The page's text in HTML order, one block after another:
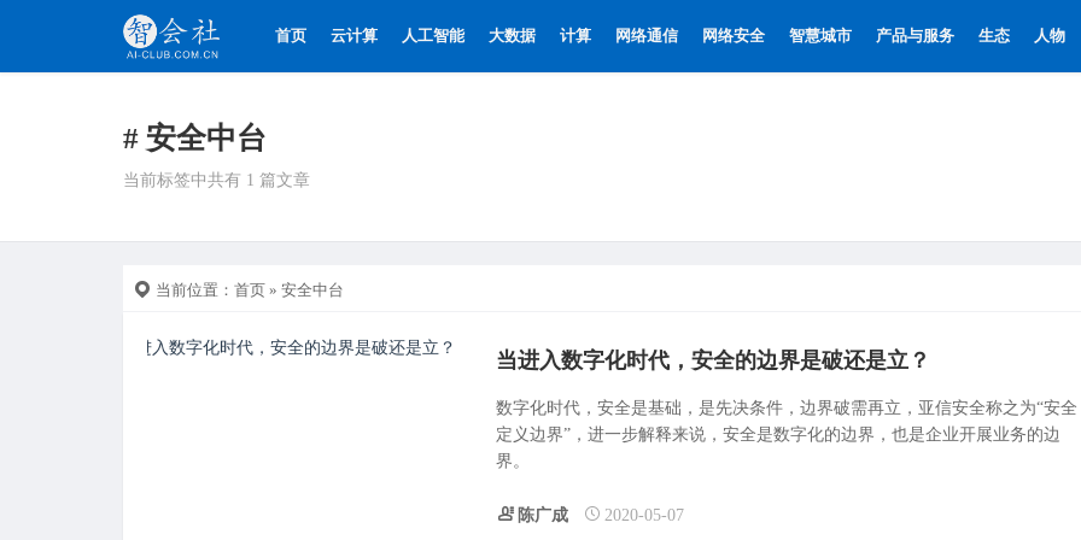
首页 云计算 人工智能 大数据 计算 网络通信 网络安全 智慧城市 产品与服务 生态 人物
# 安全中台
当前标签中共有 1 篇文章
当前位置： 首页 » 安全中台
当进入数字化时代，安全的边界是破还是立？
数字化时代，安全是基础，是先决条件，边界破需再立，亚信安全称之为“安全
定义边界”，进一步解释来说，安全是数字化的边界，也是企业开展业务的边
界。
陈广成 2020-05-07